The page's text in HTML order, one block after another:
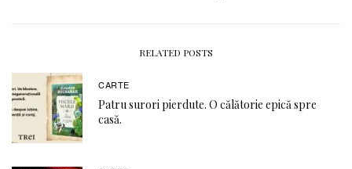
RELATED POSTS
CARTE
Patru surori pierdute. O călătorie epică spre
casă.